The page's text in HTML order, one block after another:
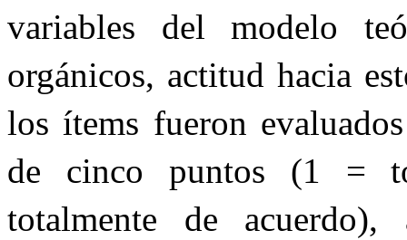
variables del modelo
orgánicos, actitud hacia
los ítems fueron
de cinco puntos (1 =
totalmente de acuerdo),